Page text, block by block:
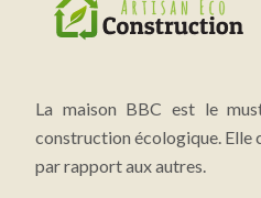
La maison BBC est le
construction écologique. Elle
par rapport aux autres.